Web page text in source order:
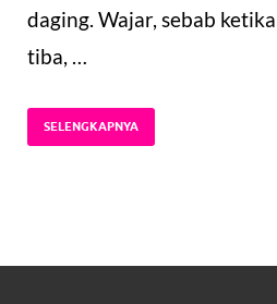
daging. Wajar, sebab
tiba, …
SELENGKAPNYA